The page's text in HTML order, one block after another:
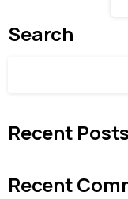
Search
Recent Posts
Recent